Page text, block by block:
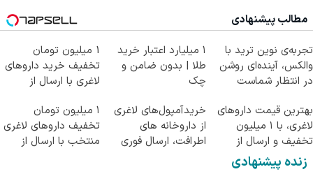
مطالب پیشنهادی
تجربه‌ی نوین ترید با
والکس، آینده‌ای روشن
در انتظار شماست
۱ میلیارد اعتبار خرید
طلا | بدون ضامن و
چک
1 میلیون تومان
تخفیف خرید داروهای
لاغری با ارسال از
بهترین قیمت داروهای
لاغری، با ۱ میلیون
تخفیف و ارسال از
داروخانه‌
خریدآمپول‌های لاغری
از داروخانه های
اطرافت، ارسال فوری
۱ میلیون تومان
تخفیف داروهای لاغری
منتخب با ارسال از
زنده پیشنهادی